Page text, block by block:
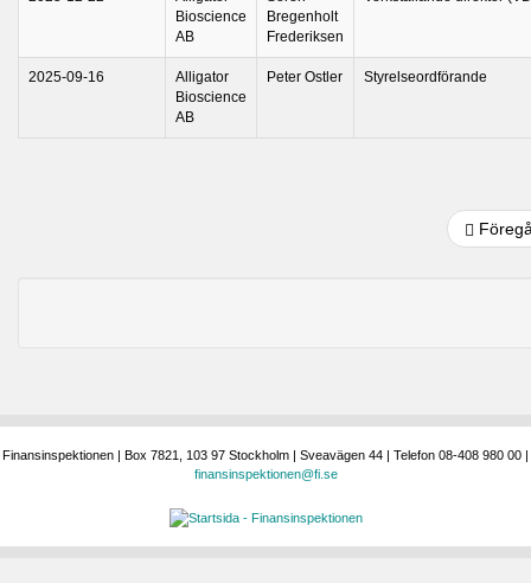
Bioscience
AB
Bregenholt
Frederiksen
2025-09-16
Alligator
Bioscience
AB
Peter Ostler Styrelseordförande
Finansinspektionen | Box 7821, 103 97 Stockholm | Sveavägen 44 | Telefon 08-408 980 00 |
finansinspektionen@fi.se